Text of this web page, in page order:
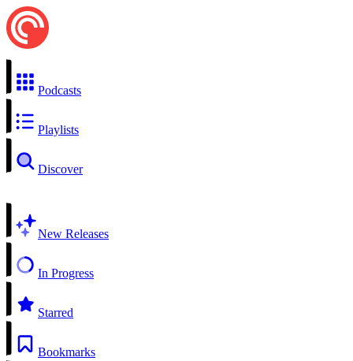
Podcasts
Playlists
Discover
New Releases
In Progress
Starred
Bookmarks